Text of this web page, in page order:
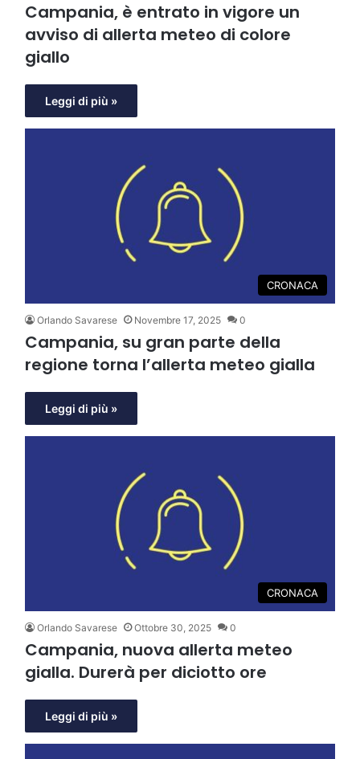
Campania, è entrato in vigore un
avviso di allerta meteo di colore
giallo
Leggi di più »
CRONACA
Orlando Savarese Novembre 17, 2025 0
Campania, su gran parte della
regione torna l’allerta meteo gialla
Leggi di più »
CRONACA
Orlando Savarese Ottobre 30, 2025 0
Campania, nuova allerta meteo
gialla. Durerà per diciotto ore
Leggi di più »